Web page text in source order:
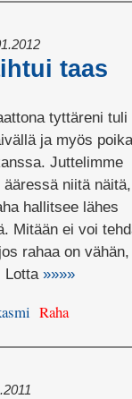
taas
tyttäreni tuli
ja myös
Juttelimme
ääressä niitä näitä,
hallitsee lähes
Mitään ei voi
rahaa on
Lotta»»»»
Raha